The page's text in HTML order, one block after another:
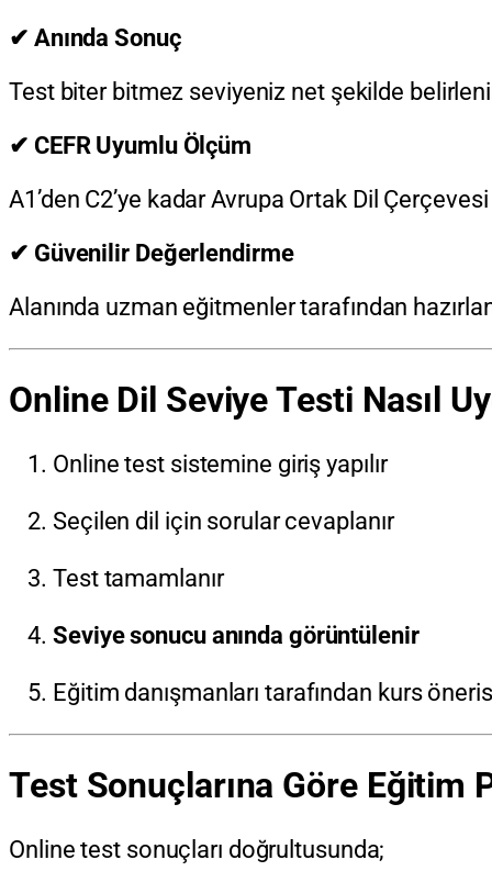
✔ Anında Sonuç
Test biter bitmez seviyeniz net şekilde
✔ CEFR Uyumlu Ölçüm
A1’den C2’ye kadar Avrupa Ortak Dil
✔ Güvenilir Değerlendirme
Alanında uzman eğitmenler tarafından
Online Dil Seviye Testi Nasıl
Online test sistemine giriş yapılır
Seçilen dil için sorular cevaplanır
Test tamamlanır
Seviye sonucu anında görüntülenir
Eğitim danışmanları tarafından kurs
Test Sonuçlarına Göre Eğitim
Online test sonuçları doğrultusunda;